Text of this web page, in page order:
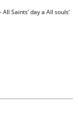
Saints’ day a All souls’